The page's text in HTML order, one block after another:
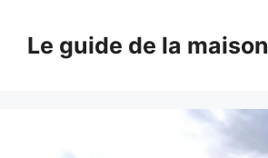
contenuLe guide de la maison